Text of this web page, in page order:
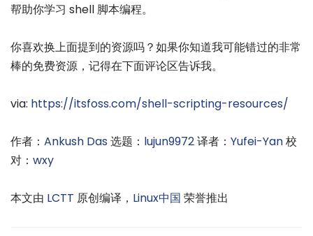
帮助你学习 shell 脚本编程。
你喜欢换上面提到的资源吗？如果你知道我可能错过的非常
棒的免费资源，记得在下面评论区告诉我。
via: https://itsfoss.com/shell-scripting-resources/
作者： Ankush Das 选题： lujun9972译者： Yufei-Yan校
对： wxy
本文由 LCTT 原创编译， Linux中国 荣誉推出